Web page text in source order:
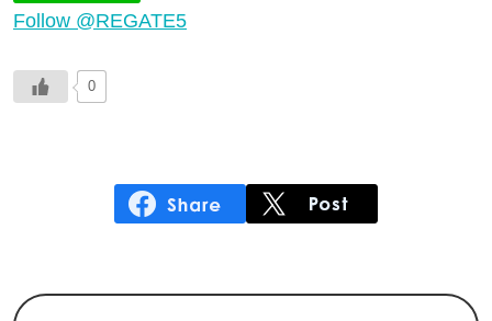
Follow @REGATE5
0